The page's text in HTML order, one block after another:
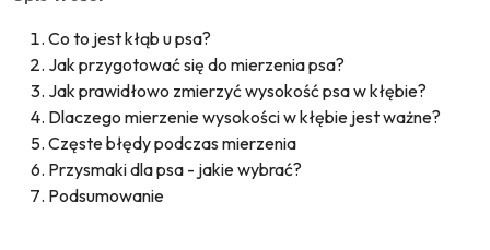
Co to jest kłąb u psa?
Jak przygotować się do mierzenia psa?
Jak prawidłowo zmierzyć wysokość psa w kłębie?
Dlaczego mierzenie wysokości w kłębie jest ważne?
Częste błędy podczas mierzenia
Przysmaki dla psa - jakie wybrać?
Podsumowanie